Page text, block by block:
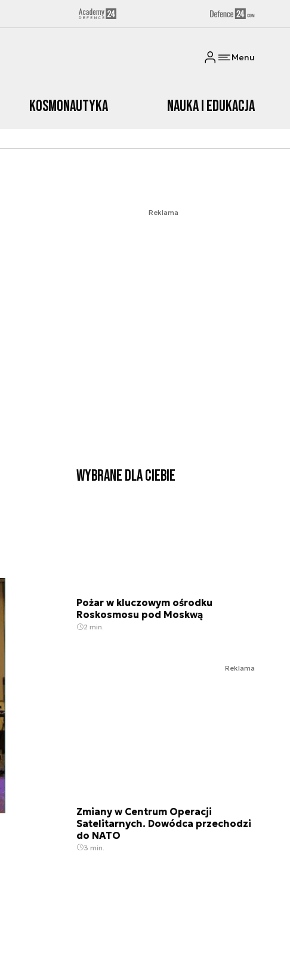
Menu
Kosmonautyka Nauka i edukacja
Reklama
Wybrane dla Ciebie
Pożar w kluczowym ośrodku
Roskosmosu pod Moskwą
2 min.
Reklama
Zmiany w Centrum Operacji
Satelitarnych. Dowódca przechodzi
do NATO
3 min.